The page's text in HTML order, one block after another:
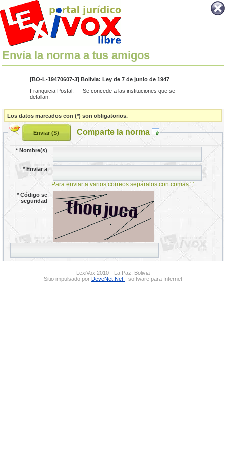
Envía la norma a tus amigos
[BO-L-19470607-3] Bolivia: Ley de 7 de junio de 1947
Franquicia Postal.-- - Se concede a las instituciones que se
detallan.
Los datos marcados con (*) son obligatorios.
Comparte la norma
*Nombre(s)
*Enviar a
Para enviar a varios correos sepáralos con comas ','.
*Código se
seguridad
LexiVox 2010 - La Paz, Bolivia
Sitio impulsado por DeveNet.Net - software para Internet